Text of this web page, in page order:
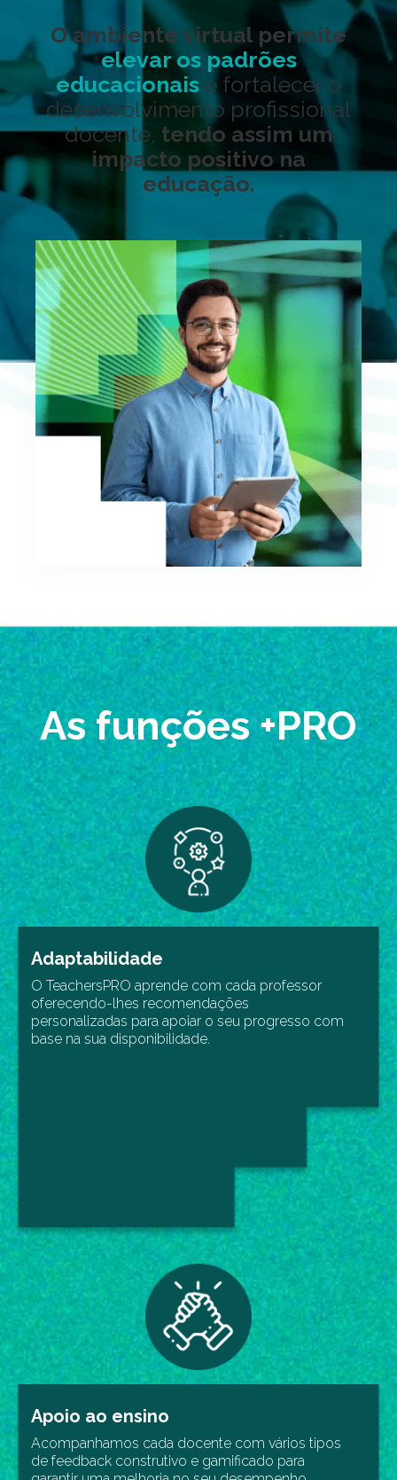
O ambiente virtual permite
elevar os padrões
educacionais e fortalecer o
desenvolvimento profissional
docente, tendo assim um
impacto positivo na
educação.
As funções +PRO
Adaptabilidade
O TeachersPRO aprende com cada professor
oferecendo-lhes recomendações
personalizadas para apoiar o seu progresso com
base na sua disponibilidade.
Apoio ao ensino
Acompanhamos cada docente com vários tipos
de feedback construtivo e gamificado para